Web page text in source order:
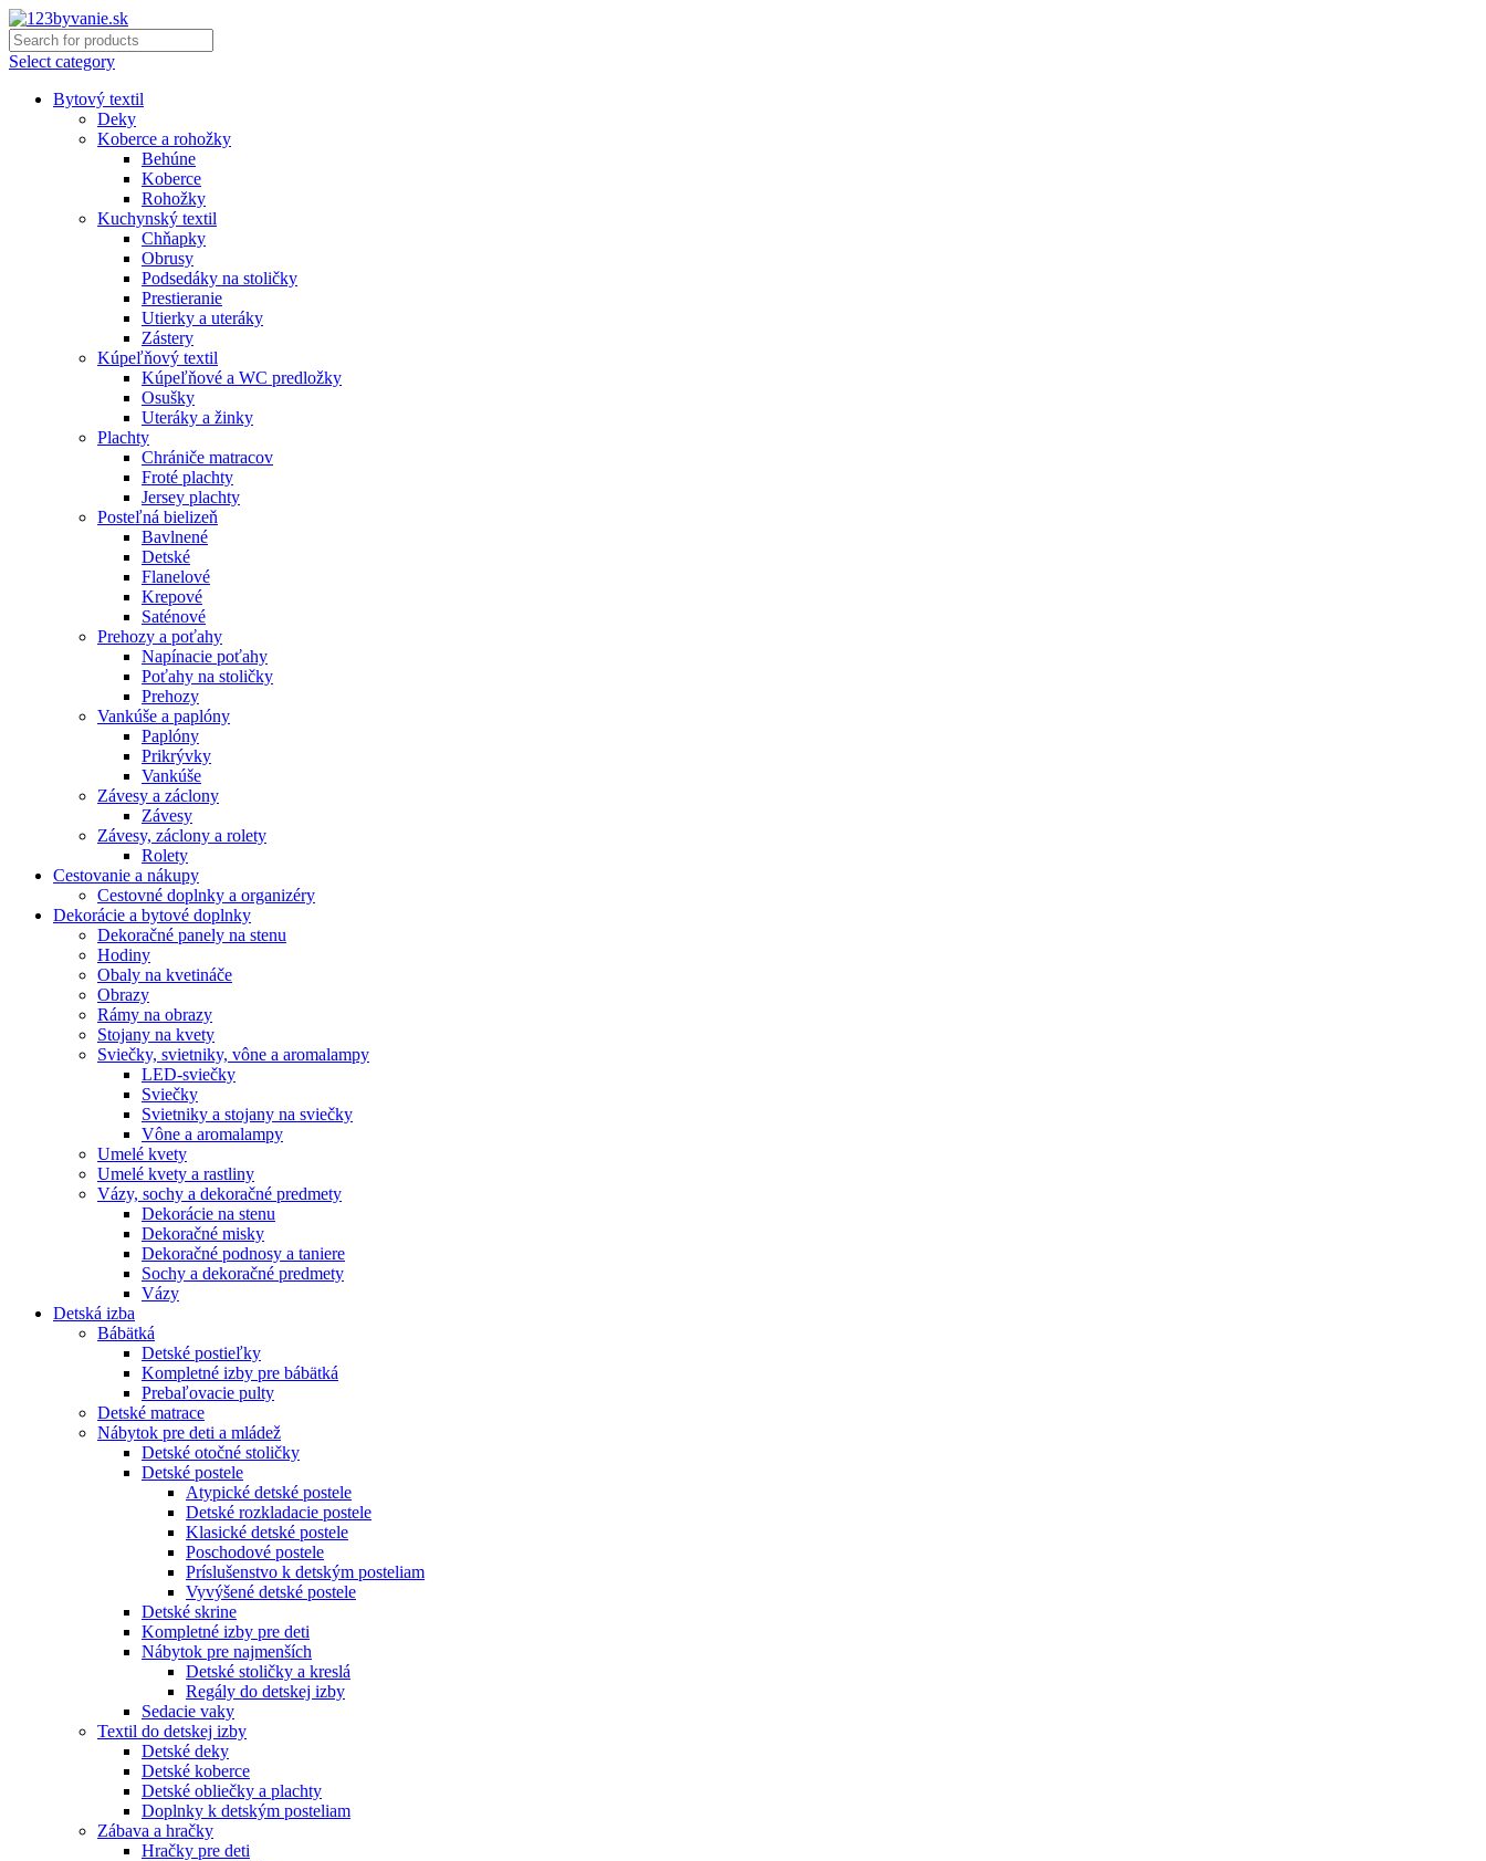
Select category
Bytový textil
Deky
Koberce a rohožky
Behúne
Koberce
Rohožky
Kuchynský textil
Chňapky
Obrusy
Podsedáky na stoličky
Prestieranie
Utierky a uteráky
Zástery
Kúpeľňový textil
Kúpeľňové a WC predložky
Osušky
Uteráky a žinky
Plachty
Chrániče matracov
Froté plachty
Jersey plachty
Posteľná bielizeň
Bavlnené
Detské
Flanelové
Krepové
Saténové
Prehozy a poťahy
Napínacie poťahy
Poťahy na stoličky
Prehozy
Vankúše a paplóny
Paplóny
Prikrývky
Vankúše
Závesy a záclony
Závesy
Závesy, záclony a rolety
Rolety
Cestovanie a nákupy
Cestovné doplnky a organizéry
Dekorácie a bytové doplnky
Dekoračné panely na stenu
Hodiny
Obaly na kvetináče
Obrazy
Rámy na obrazy
Stojany na kvety
Sviečky, svietniky, vône a aromalampy
LED-sviečky
Sviečky
Svietniky a stojany na sviečky
Vône a aromalampy
Umelé kvety
Umelé kvety a rastliny
Vázy, sochy a dekoračné predmety
Dekorácie na stenu
Dekoračné misky
Dekoračné podnosy a taniere
Sochy a dekoračné predmety
Vázy
Detská izba
Bábätká
Detské postieľky
Kompletné izby pre bábätká
Prebaľovacie pulty
Detské matrace
Nábytok pre deti a mládež
Detské otočné stoličky
Detské postele
Atypické detské postele
Detské rozkladacie postele
Klasické detské postele
Poschodové postele
Príslušenstvo k detským posteliam
Vyvýšené detské postele
Detské skrine
Kompletné izby pre deti
Nábytok pre najmenších
Detské stoličky a kreslá
Regály do detskej izby
Sedacie vaky
Textil do detskej izby
Detské deky
Detské koberce
Detské obliečky a plachty
Doplnky k detským posteliam
Zábava a hračky
Hračky pre deti